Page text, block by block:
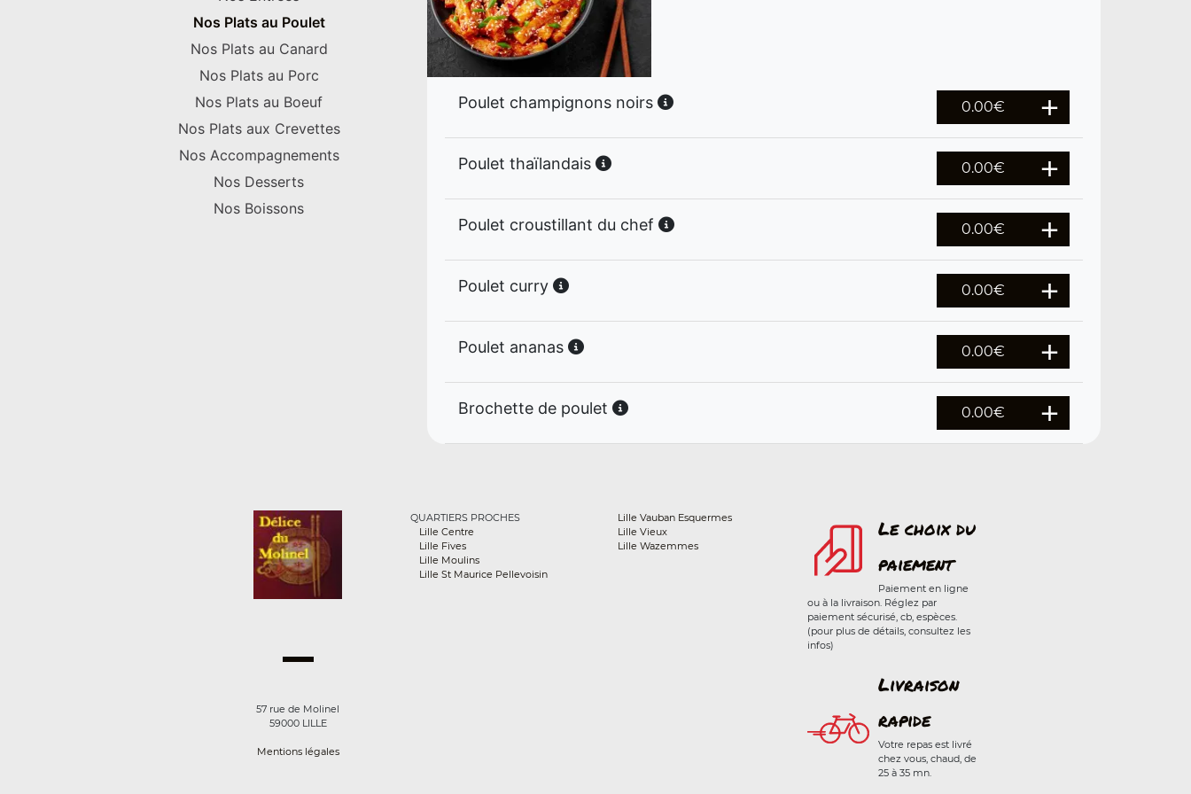
Nos Plats au Poulet
Nos Plats au Canard
Nos Plats au Porc
Nos Plats au Boeuf
Nos Plats aux Crevettes
Nos Accompagnements
Nos Desserts
Nos Boissons
Poulet champignons noirs 0.00€
Poulet thaïlandais 0.00€
Poulet croustillant du chef 0.00€
Poulet curry 0.00€
Poulet ananas 0.00€
Brochette de poulet 0.00€
57 rue de Molinel
59000 LILLE
Mentions légales
QUARTIERS PROCHES
Lille Centre
Lille Fives
Lille Moulins
Lille St Maurice Pellevoisin
Lille Vauban Esquermes
Lille Vieux
Lille Wazemmes
Le choix du
paiement
Paiement en ligne
ou à la livraison. Réglez par
paiement sécurisé, cb, espèces.
(pour plus de détails, consultez les
infos)
Livraison
rapide
Votre repas est livré
chez vous, chaud, de
25 à 35 mn.